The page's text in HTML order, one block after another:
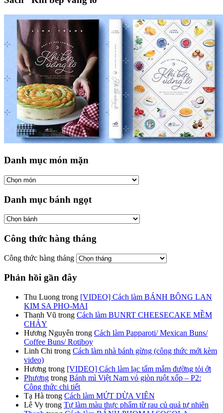
Danh mục món mặn
Danh mục bánh ngọt
Công thức hàng tháng
Công thức hàng tháng
Phản hồi gần đây
Thu Luong trong [VIDEO] Cách làm BÁNH BÔNG LAN
KIM SA PHO-MAI
Thanh Vũ trong Cách làm BUNRT CHEESECAKE MỀM
CHẢY
Hương Nguyên trong Cách làm Papparoti/ Mexican Buns/
Coffee Buns/ Rotiboy
Linh Chi trong Cách làm nhà bánh gừng (công thức mới kèm
video)
Hương trong [VIDEO] Cách làm lạc tẩm mắm đường tỏi ớt
Phương trong Bánh mì Việt Nam vỏ giòn ruột xốp – P2:
Công thức chi tiết
Tạ Hà trong Cách làm MỨT DỪA VIÊN
Lê Vy trong Tự làm màu thực phẩm từ rau củ quả tự nhiên